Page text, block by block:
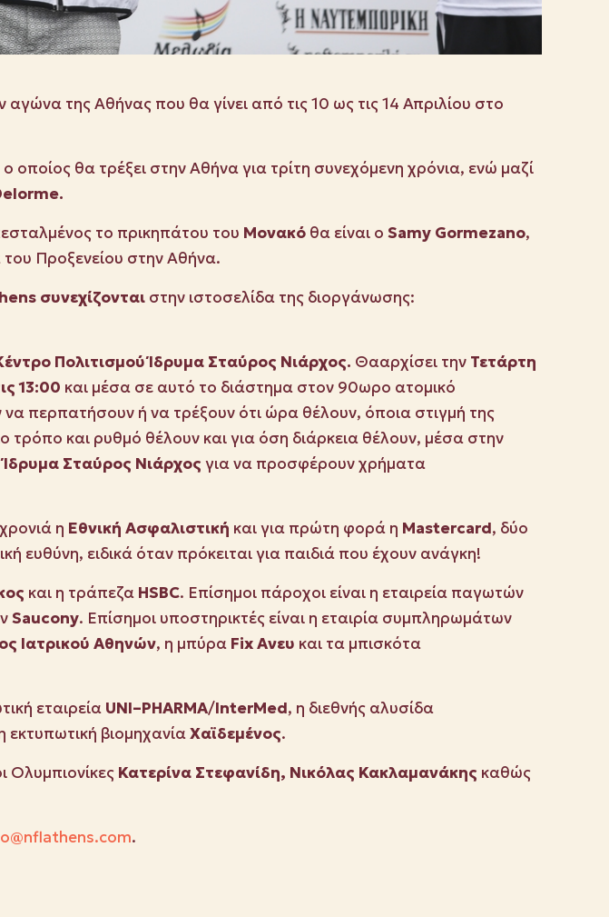
αγώνα της Αθήνας που θα γίνει από τις 10 ως τις 14 Απριλίου στο
o οποίος θα τρέξει στην Αθήνα για τρίτη συνεχόμενη χρόνια, ενώ μαζί
.
το πρικηπάτου του Μονακό θα είναι ο Samy Gormezano,
Προξενείου στην Αθήνα.
συνεχίζονται στην ιστοσελίδα της διοργάνωσης:
Πολιτισμού Ίδρυμα Σταύρος Νιάρχος. Θααρχίσει την Τετάρτη
13:00 και μέσα σε αυτό το διάστημα στον 90ωρο ατομικό
περπατήσουν ή να τρέξουν ότι ώρα θέλουν, όποια στιγμή της
τρόπο και ρυθμό θέλουν και για όση διάρκεια θέλουν, μέσα στην
Σταύρος Νιάρχος για να προσφέρουν χρήματα
η Εθνική Ασφαλιστική και για πρώτη φορά η Mastercard, δύο
ευθύνη, ειδικά όταν πρόκειται για παιδιά που έχουν ανάγκη!
και η τράπεζα HSBC. Eπίσημοι πάροχοι είναι η εταιρεία παγωτών
Saucony. Eπίσημοι υποστηρικτές είναι η εταιρία συμπληρωμάτων
Ιατρικού Αθηνών, η μπύρα FixAνευ και τα μπισκότα
εταιρεία UNI–PHARMA/InterMed, η διεθνής αλυσίδα
εκτυπωτική βιομηχανίαΧαϊδεμένος.
Ολυμπιονίκες Κατερίνα Στεφανίδη, Νικόλας Κακλαμανάκης καθώς
.